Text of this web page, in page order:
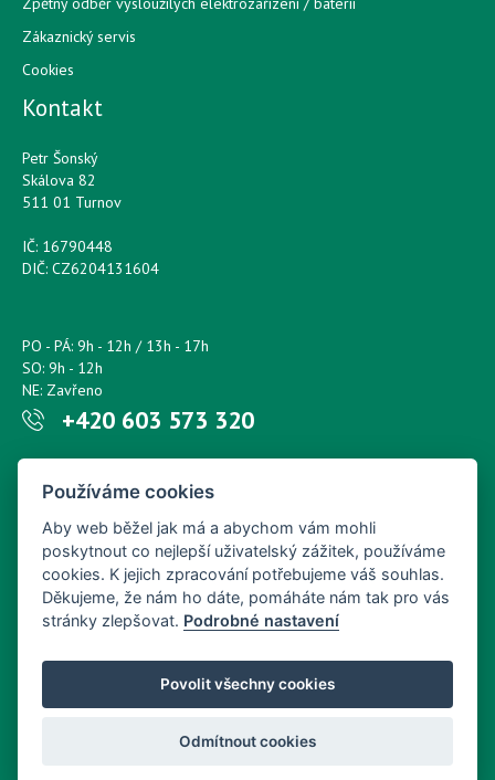
Zákaznický servis
Cookies
Kontakt
Petr Šonský
Skálova 82
511 01 Turnov
IČ: 16790448
DIČ: CZ6204131604
PO - PÁ: 9h - 12h / 13h - 17h
SO: 9h - 12h
NE: Zavřeno
+420 603 573 320
petr.sonsky@centrum.cz
Copyright © Nový Web s.r.o. 2026
Používáme cookies
Aby web běžel jak má a abychom vám mohli
poskytnout co nejlepší uživatelský zážitek, používáme
cookies. K jejich zpracování potřebujeme váš souhlas.
Děkujeme, že nám ho dáte, pomáháte nám tak pro vás
stránky zlepšovat. Podrobné nastavení
Povolit všechny cookies
Odmítnout cookies